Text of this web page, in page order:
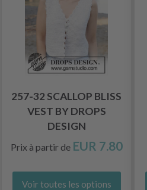
257-32 SCALLOP BLISS
VEST BY DROPS
DESIGN
Prix à partir de EUR 7.80
Voir toutes les options